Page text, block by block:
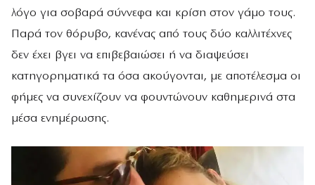
λόγο για σοβαρά σύννεφα και κρίση στον γάμο τους.
Παρά τον θόρυβο, κανένας από τους δύο καλλιτέχνες
δεν έχει βγει να επιβεβαιώσει ή να διαψεύσει
κατηγορηματικά τα όσα ακούγονται, με αποτέλεσμα οι
φήμες να συνεχίζουν να φουντώνουν καθημερινά στα
μέσα ενημέρωσης.